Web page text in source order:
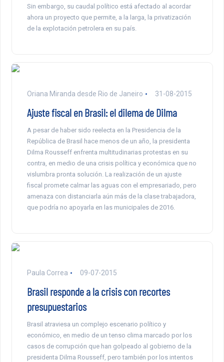
Sin embargo, su caudal político está afectado al acordar
ahora un proyecto que permite, a la larga, la privatización
de la explotación petrolera en su país.
Oriana Miranda desde Rio de Janeiro 31-08-2015
Ajuste fiscal en Brasil: el dilema de Dilma
A pesar de haber sido reelecta en la Presidencia de la
República de Brasil hace menos de un año, la presidenta
Dilma Rousseff enfrenta multitudinarias protestas en su
contra, en medio de una crisis política y económica que no
vislumbra pronta solución. La realización de un ajuste
fiscal promete calmar las aguas con el empresariado, pero
amenaza con distanciarla aún más de la clase trabajadora,
que podría no apoyarla en las municipales de 2016.
Paula Correa 09-07-2015
Brasil responde a la crisis con recortes
presupuestarios
Brasil atraviesa un complejo escenario político y
económico, en medio de un tenso clima marcado por los
casos de corrupción que han golpeado al gobierno de la
presidenta Dilma Rousseff, pero también por los intentos